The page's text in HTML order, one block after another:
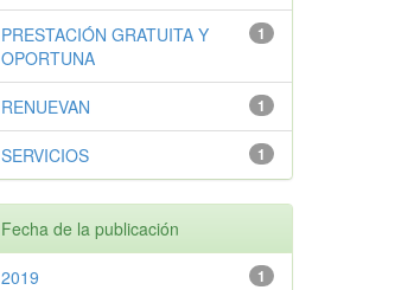
1
PRESTACIÓN GRATUITA Y
OPORTUNA
1
RENUEVAN
1
SERVICIOS
Fecha de la publicación
1
2019